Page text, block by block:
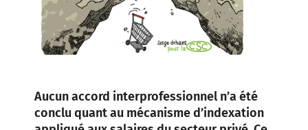
Aucun accord interprofessionnel n’a été
conclu quant au mécanisme d’indexation